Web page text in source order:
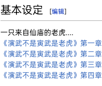
基本设定 [编辑]
一只来自仙庙的老虎....
《演武不是寅武是老虎》第一章
《演武不是寅武是老虎》第二章
《演武不是寅武是老虎》第三章
《演武不是寅武是老虎》第四章